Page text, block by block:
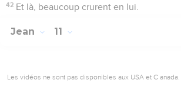
42 Et là, beaucoup crurent en lui.
Jean 11
Les vidéos ne sont pas disponibles aux USA et C anada.